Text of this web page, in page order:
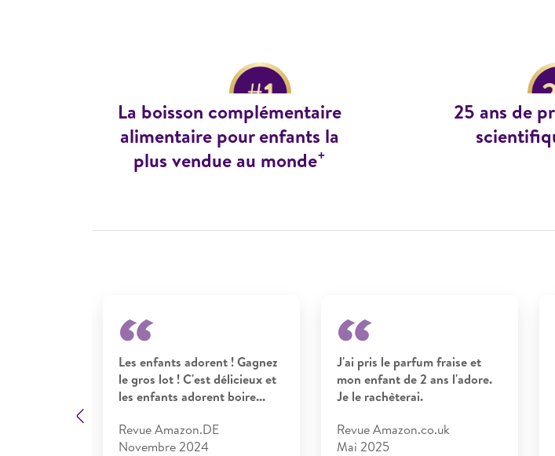
La boisson complémentaire
alimentaire pour enfants la
plus vendue au monde+
25 ans de
Les enfants adorent ! Gagnez
le gros lot ! C'est délicieux et
les enfants adorent boire...
Revue Amazon.DE
Novembre 2024​
J'ai pris le parfum fraise et
mon enfant de 2 ans l'adore.
Je le rachèterai.
Revue Amazon.co.uk
Mai 2025​